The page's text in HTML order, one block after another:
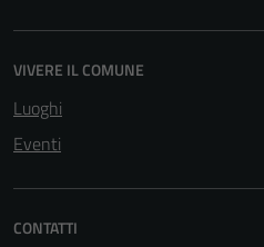
VIVERE IL COMUNE
Luoghi
Eventi
CONTATTI